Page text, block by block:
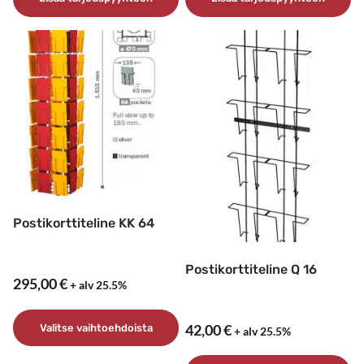
Postikorttiteline KK 64
295,00€+ alv 25.5%
Valitse vaihtoehdoista
Postikorttiteline Q 16
42,00€+ alv 25.5%